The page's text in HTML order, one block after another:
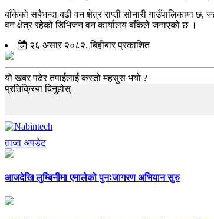
बाँकेको सबैभन्दा बढी वन क्षेत्र राप्ती सोनारी
वन क्षेत्र रहेको डिभिजन वन कार्यालय बाँकेले जनाएको छ ।
२६ असार २०८२, बिहीबार प्रकाशित
यो खबर पढेर तपाईलाई कस्तो महसुस भयो ?
प्रतिक्रिया दिनुहोस्
ताजा अपडेट
आजदेखि लुम्बिनीमा एमालेको पुनःजागरण अभियान सुरु